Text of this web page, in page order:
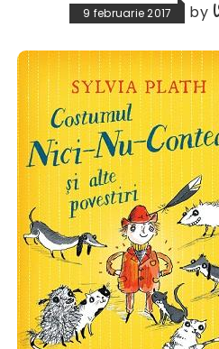
9 februarie 2017 by